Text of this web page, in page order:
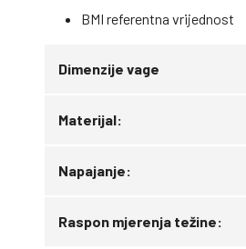
BMI referentna vrijednost
Dimenzije vage
Materijal:
Napajanje:
Raspon mjerenja težine: